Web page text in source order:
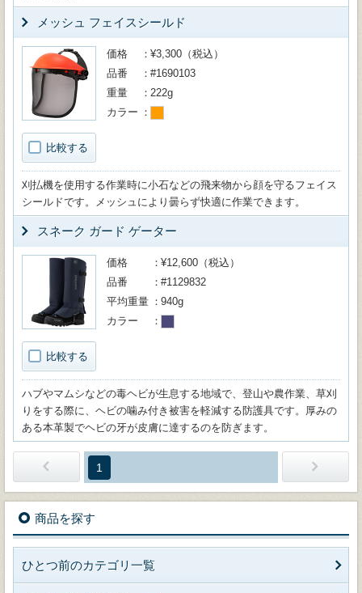
メッシュ フェイスシールド
比較する
価格
¥3,300（税込）
品番
#1690103
重量
222g
カラー
刈払機を使用する作業時に小石などの飛来物から顔を守るフェイス
シールドです。メッシュにより曇らず快適に作業できます。
スネーク ガード ゲーター
比較する
価格
¥12,600（税込）
品番
#1129832
平均重量
940g
カラー
ハブやマムシなどの毒ヘビが生息する地域で、登山や農作業、草刈
りをする際に、ヘビの噛み付き被害を軽減する防護具です。厚みの
ある本革製でヘビの牙が皮膚に達するのを防ぎます。
1
商品を探す
ひとつ前のカテゴリ一覧